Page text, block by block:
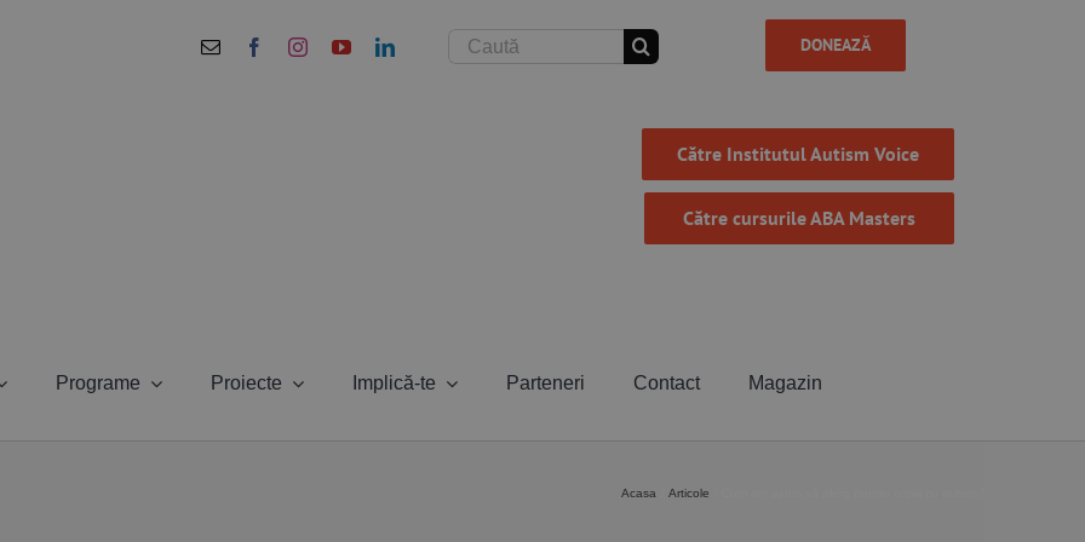
Cautare... DONEAZĂ
Către Institutul Autism Voice
Către cursurile ABA Masters
Programe Proiecte Implică-te Parteneri Contact Magazin
Acasa Articole